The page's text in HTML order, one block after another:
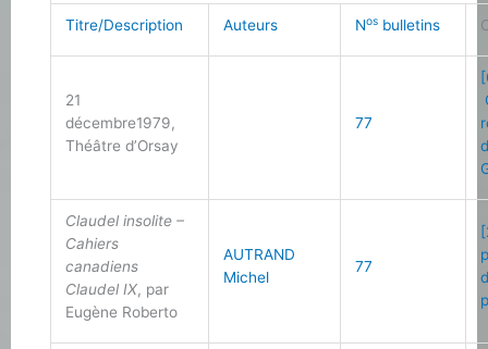
Titre/Description Auteurs Nos bulletins
21
décembre1979,
Théâtre d’Orsay
77
Claudel insolite –
Cahiers
canadiens
Claudel IX, par
Eugène Roberto
AUTRAND
Michel
77